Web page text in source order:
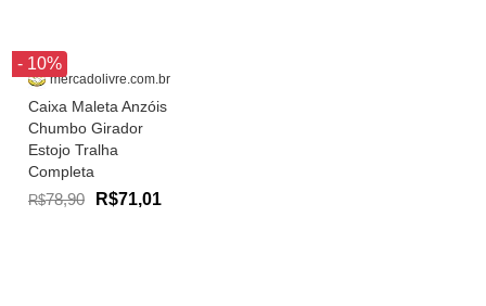
- 10%
mercadolivre.com.br
Caixa Maleta Anzóis
Chumbo Girador
Estojo Tralha
Completa
R$78,90 R$71,01